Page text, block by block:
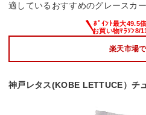
適しているおすすめのグレースカー
楽天市場
神戸レタス(KOBE LETTUCE）チ